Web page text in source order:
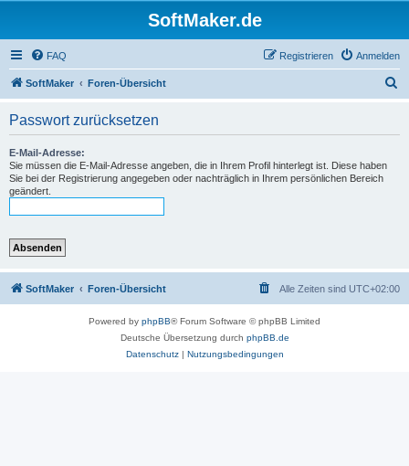
SoftMaker.de
FAQ Anmelden
Registrieren
SoftMaker Foren-Übersicht
Passwort zurücksetzen
E-Mail-Adresse:
Sie müssen die E-Mail-Adresse angeben, die in Ihrem Profil hinterlegt ist. Diese haben
Sie bei der Registrierung angegeben oder nachträglich in Ihrem persönlichen Bereich
geändert.
SoftMaker Foren-Übersicht Alle Zeiten sind UTC+02:00
Powered by phpBB® Forum Software © phpBB Limited
Deutsche Übersetzung durch phpBB.de
Datenschutz| Nutzungsbedingungen